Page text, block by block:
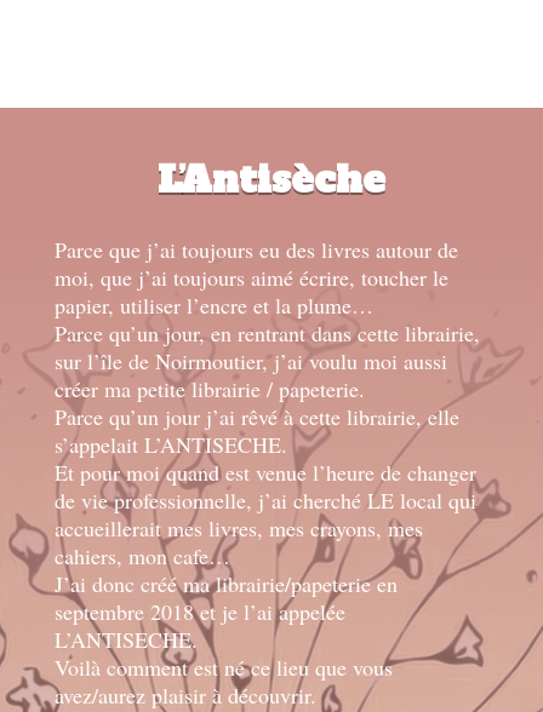
L’Antisèche
Parce que j’ai toujours eu des livres autour de
moi, que j’ai toujours aimé écrire, toucher le
papier, utiliser l’encre et la plume…
Parce qu’un jour, en rentrant dans cette librairie,
sur l’île de Noirmoutier, j’ai voulu moi aussi
créer ma petite librairie / papeterie.
Parce qu’un jour j’ai rêvé à cette librairie, elle
s’appelait L’ANTISECHE.
Et pour moi quand est venue l’heure de changer
de vie professionnelle, j’ai cherché LE local qui
accueillerait mes livres, mes crayons, mes
cahiers, mon cafe…
J’ai donc créé ma librairie/papeterie en
septembre 2018 et je l’ai appelée
L’ANTISECHE.
Voilà comment est né ce lieu que vous
avez/aurez plaisir à découvrir.